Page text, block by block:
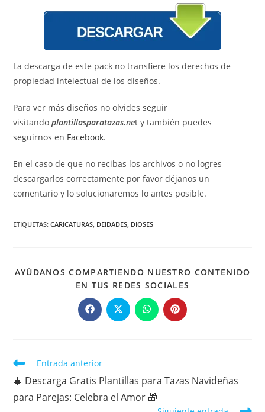
La descarga de este pack no transfiere los derechos de
propiedad intelectual de los diseños.
Para ver más diseños no olvides seguir
visitandoplantillasparatazas.net y también puedes
seguirnos en Facebook.
En el caso de que no recibas los archivos o no logres
descargarlos correctamente por favor déjanos un
comentario y lo solucionaremos lo antes posible.
ETIQUETAS:CARICATURAS DEIDADES DIOSES
AYÚDANOS COMPARTIENDO NUESTRO CONTENIDO
EN TUS REDES SOCIALES
Se
abre
Se
abre
Se
abre
Se
abre
Leer
artículos
Entrada anterior
🎄 Descarga Gratis Plantillas para Tazas Navideñas
para Parejas: Celebra el Amor 🎁